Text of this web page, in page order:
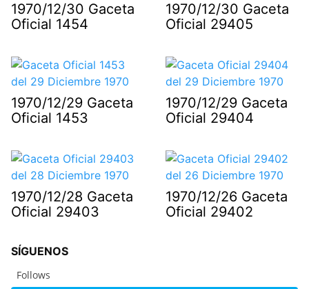
1970/12/30 Gaceta
Oficial 1454
1970/12/30 Gaceta
Oficial 29405
1970/12/29 Gaceta
Oficial 1453
1970/12/29 Gaceta
Oficial 29404
1970/12/28 Gaceta
Oficial 29403
1970/12/26 Gaceta
Oficial 29402
SÍGUENOS
Follows